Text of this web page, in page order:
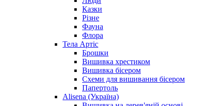
Казки
Різне
Фауна
Флора
Тела Артіс
Брошки
Вишивка хрестиком
Вишивка бісером
Схеми для вишивання бісером
Папертоль
Alisena (Україна)